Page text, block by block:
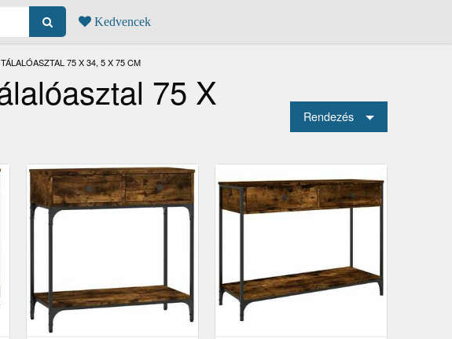
Kedvencek
75 X 34, 5 X 75 CM
75 X
Rendezés